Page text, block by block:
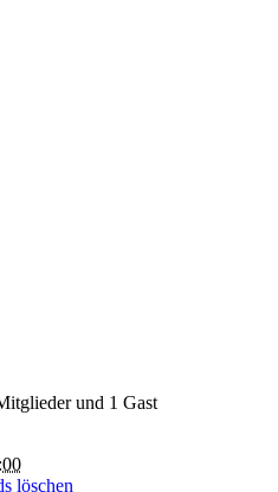
und 1 Gast
löschen